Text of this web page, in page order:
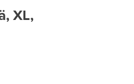
XL,